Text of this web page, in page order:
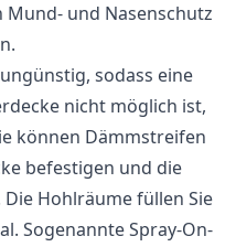
Mund- und Nasenschutz
sodass eine
nicht möglich ist,
können Dämmstreifen
befestigen und die
Hohlräume füllen Sie
Sogenannte Spray-On-